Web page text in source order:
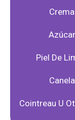
Crema
Azúcar
Piel De
Canela
Cointreau U